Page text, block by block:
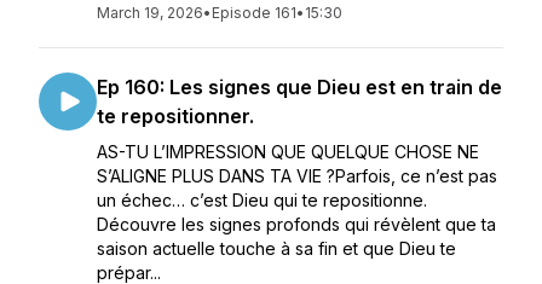
March 19, 2026• Episode 161• 15:30
Ep 160: Les signes que Dieu est en train de
te repositionner.
AS-TU L’IMPRESSION QUE QUELQUE CHOSE NE
S’ALIGNE PLUS DANS TA VIE ?Parfois, ce n’est pas
un échec… c’est Dieu qui te repositionne.
Découvre les signes profonds qui révèlent que ta
saison actuelle touche à sa fin et que Dieu te
prépar...